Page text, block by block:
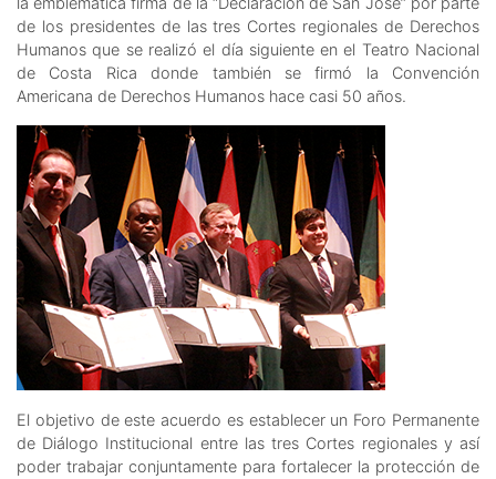
de los presidentes de las tres Cortes regionales de Derechos
Humanos que se realizó el día siguiente en el Teatro Nacional
de Costa Rica donde también se firmó la Convención
Americana de Derechos Humanos hace casi 50 años.
El objetivo de este acuerdo es establecer un Foro Permanente
de Diálogo Institucional entre las tres Cortes regionales y así
poder trabajar conjuntamente para fortalecer la protección de